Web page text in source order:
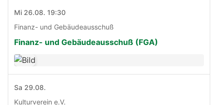
Mi 26.08. 19:30
Finanz- und Gebäudeausschuß
Finanz- und Gebäudeausschuß (FGA)
Sa 29.08.
Kulturverein e.V.